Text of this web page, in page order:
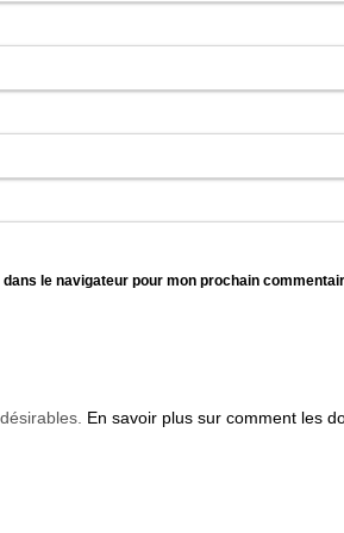
le navigateur pour mon prochain
En savoir plus sur comment les